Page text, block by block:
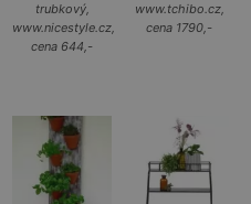
trubkový,
www.nicestyle.cz,
cena 644,-
www.tchibo.cz,
cena 1790,-